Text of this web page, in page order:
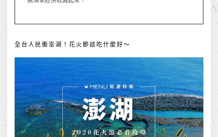
全台人民衝澎湖！花火節該吃什麼好～